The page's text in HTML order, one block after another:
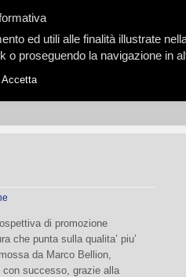
di promozione
che punta sulla qualita’ piu’
da Marco Bellion,
con successo, grazie alla
ed utili alle finalità illustrate
proseguendo la navigazione in
Accetta